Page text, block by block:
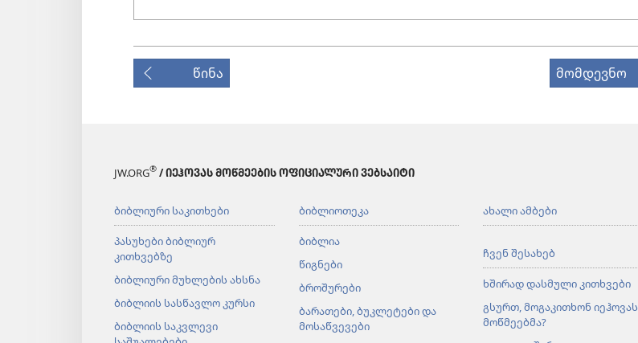
წინა მომდევნო
JW.ORG® / ᲘᲔᲰᲝᲕᲐᲡ ᲛᲝᲬᲛᲔᲔᲑᲘᲡ ᲝᲤᲘᲪᲘᲐᲚᲣᲠᲘ ᲕᲔᲑᲡᲐᲘᲢᲘ
ბიბლიური საკითხები
პასუხები ბიბლიურ
კითხვებზე
ბიბლიური მუხლების ახსნა
ბიბლიის სასწავლო კურსი
ბიბლიის საკვლევი
ბიბლიოთეკა
ბიბლია
წიგნები
ბროშურები
ბარათები, ბუკლეტები და
მოსაწვევები
ახალი ამბები
ჩვენ შესახებ
ხშირად დასმული კითხვები
გსურთ, მოგაკითხონ იეჰოვას
მოწმეებმა?